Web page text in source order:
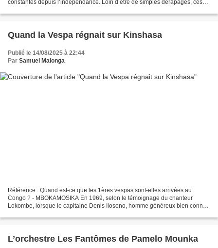
constantes depuis l’indépendance. Loin d’être de simples dérapages, ces
Quand la Vespa régnait sur Kinshasa
Publié le 14/08/2025 à 22:44
Par Samuel Malonga
Référence : Quand est-ce que les 1ères vespas sont-elles arrivées au
Congo ? - MBOKAMOSIKA En 1969, selon le témoignage du chanteur
Lokombe, lorsque le capitaine Denis Ilosono, homme généreux bien connu
L’orchestre Les Fantômes de Pamelo Mounka